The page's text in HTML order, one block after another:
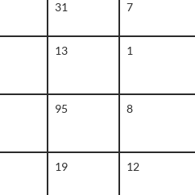
31 7
13 1
95 8
19 12